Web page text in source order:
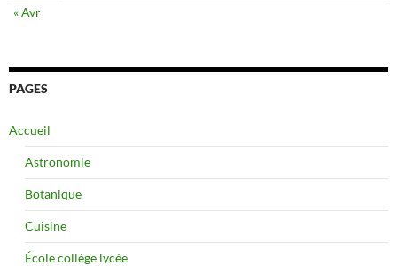
« Avr
PAGES
Accueil
Astronomie
Botanique
Cuisine
École collège lycée